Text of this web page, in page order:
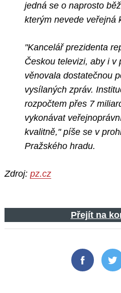
jedná se o naprosto
kterým nevede veřejná
"Kancelář prezidenta
Českou televizi, aby i v
věnovala dostatečnou
vysílaných zpráv.
rozpočtem přes 7
vykonávat
kvalitně," píše se v
Pražského hradu.
Zdroj: pz.cz
Přejít na